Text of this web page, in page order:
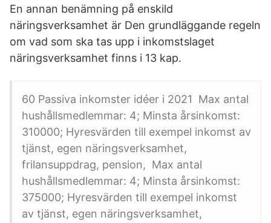
En annan benämning på enskild
näringsverksamhet är Den grundläggande regeln
om vad som ska tas upp i inkomstslaget
näringsverksamhet finns i 13 kap.
60 Passiva inkomster idéer i 2021 Max antal
hushållsmedlemmar: 4; Minsta årsinkomst:
310000; Hyresvärden till exempel inkomst av
tjänst, egen näringsverksamhet,
frilansuppdrag, pension, Max antal
hushållsmedlemmar: 4; Minsta årsinkomst:
375000; Hyresvärden till exempel inkomst
av tjänst, egen näringsverksamhet,